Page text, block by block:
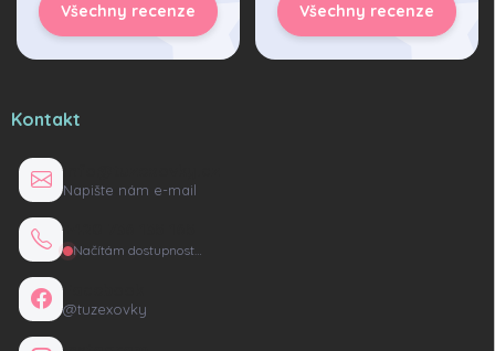
Všechny recenze Všechny recenze
Kontakt
Napište nám e-mail
Načítám dostupnost…
@tuzexovky